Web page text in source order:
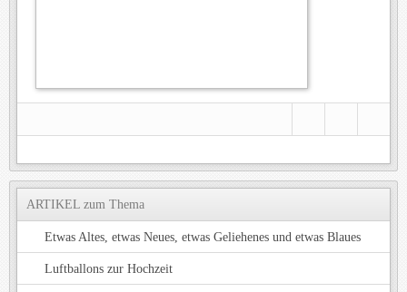
ARTIKEL zum Thema
Etwas Altes, etwas Neues, etwas Geliehenes und etwas Blaues
Luftballons zur Hochzeit